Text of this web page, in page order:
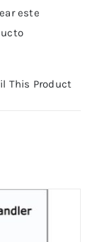
este
This Product